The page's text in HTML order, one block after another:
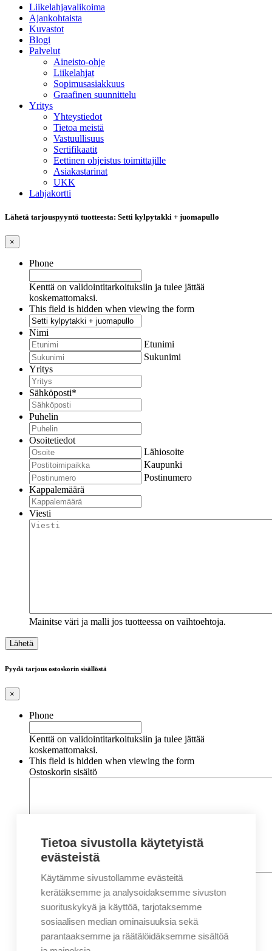
Liikelahjavalikoima
Ajankohtaista
Kuvastot
Blogi
Palvelut
Aineisto-ohje
Liikelahjat
Sopimusasiakkuus
Graafinen suunnittelu
Yritys
Yhteystiedot
Tietoa meistä
Vastuullisuus
Sertifikaatit
Eettinen ohjeistus toimittajille
Asiakastarinat
UKK
Lahjakortti
Lähetä tarjouspyyntö tuotteesta: Setti kylpytakki + juomapullo
×
Phone
Kenttä on validointitarkoituksiin ja tulee jättää
koskemattomaksi.
This field is hidden when viewing the form
Nimi
Etunimi
Sukunimi
Yritys
Sähköposti*
Puhelin
Osoitetiedot
Lähiosoite
Kaupunki
Postinumero
Kappalemäärä
Viesti
Mainitse väri ja malli jos tuotteessa on vaihtoehtoja.
Pyydä tarjous ostoskorin sisällöstä
×
Phone
Kenttä on validointitarkoituksiin ja tulee jättää
koskemattomaksi.
This field is hidden when viewing the form
Ostoskorin sisältö
Nimi*
Etunimi
Sukunimi
Sähköposti*
Tietoa sivustolla käytetyistä
evästeistä
Käytämme sivustollamme evästeitä
kerätäksemme ja analysoidaksemme sivuston
suorituskykyä ja käyttöä, tarjotaksemme
sosiaalisen median ominaisuuksia sekä
parantaaksemme ja räätälöidäksemme sisältöä